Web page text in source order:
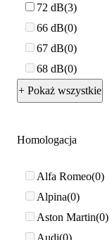
72 dB 3
66 dB 0
67 dB 0
68 dB 0
+ Pokaż wszystkie
Homologacja
Alfa Romeo 0
Alpina 0
Aston Martin 0
Audi 0